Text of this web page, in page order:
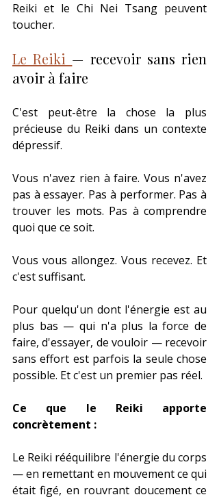
Reiki et le Chi Nei Tsang peuvent
toucher.
Le Reiki — recevoir sans rien
avoir à faire
C'est peut-être la chose la plus
précieuse du Reiki dans un contexte
dépressif.
Vous n'avez rien à faire. Vous n'avez
pas à essayer. Pas à performer. Pas à
trouver les mots. Pas à comprendre
quoi que ce soit.
Vous vous allongez. Vous recevez. Et
c'est suffisant.
Pour quelqu'un dont l'énergie est au
plus bas — qui n'a plus la force de
faire, d'essayer, de vouloir — recevoir
sans effort est parfois la seule chose
possible. Et c'est un premier pas réel.
Ce que le Reiki apporte
concrètement :
Le Reiki rééquilibre l'énergie du corps
— en remettant en mouvement ce qui
était figé, en rouvrant doucement ce